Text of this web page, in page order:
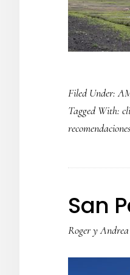
Filed Under:
Tagged With:
San
Roger y Andrea